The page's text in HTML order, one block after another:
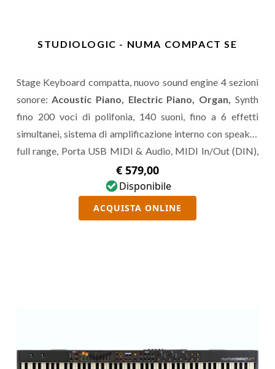
STUDIOLOGIC - NUMA COMPACT SE
Stage Keyboard compatta, nuovo sound engine 4 sezioni
sonore: Acoustic Piano, Electric Piano, Organ, Synth
fino 200 voci di polifonia, 140 suoni, fino a 6 effetti
simultanei, sistema di amplificazione interno con speaker
full range, Porta USB MIDI & Audio, MIDI In/Out (DIN),
Pedal Input x 2, Audio Out L/R.
€ 579,00
Disponibile
ACQUISTA ONLINE